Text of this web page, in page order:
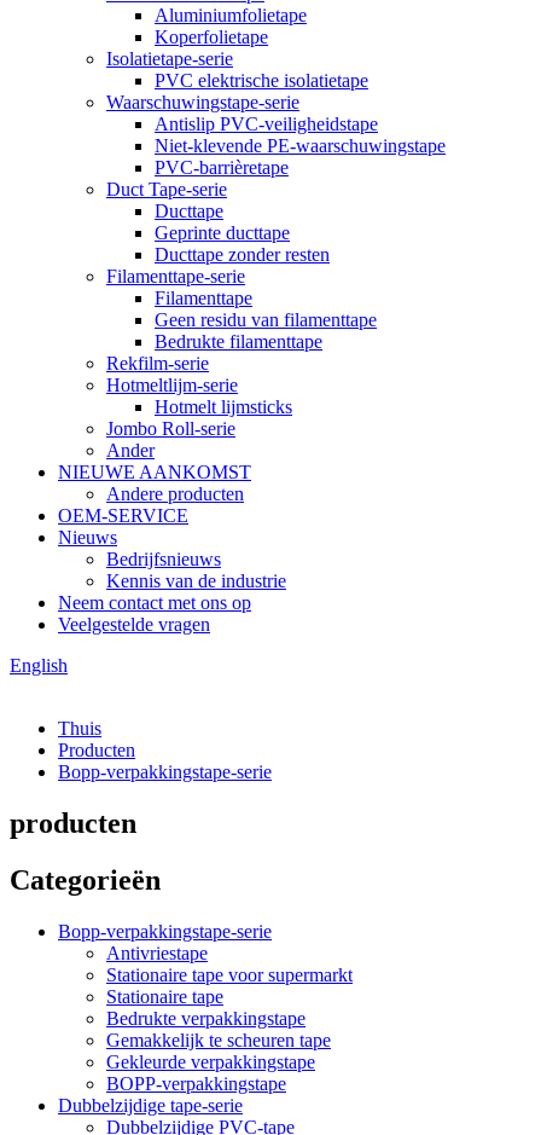
Aluminiumfolietape
Koperfolietape
Isolatietape-serie
PVC elektrische isolatietape
Waarschuwingstape-serie
Antislip PVC-veiligheidstape
Niet-klevende PE-waarschuwingstape
PVC-barrièretape
Duct Tape-serie
Ducttape
Geprinte ducttape
Ducttape zonder resten
Filamenttape-serie
Filamenttape
Geen residu van filamenttape
Bedrukte filamenttape
Rekfilm-serie
Hotmeltlijm-serie
Hotmelt lijmsticks
Jombo Roll-serie
Ander
NIEUWE AANKOMST
Andere producten
OEM-SERVICE
Nieuws
Bedrijfsnieuws
Kennis van de industrie
Neem contact met ons op
Veelgestelde vragen
English
Thuis
Producten
Bopp-verpakkingstape-serie
producten
Categorieën
Bopp-verpakkingstape-serie
Antivriestape
Stationaire tape voor supermarkt
Stationaire tape
Bedrukte verpakkingstape
Gemakkelijk te scheuren tape
Gekleurde verpakkingstape
BOPP-verpakkingstape
Dubbelzijdige tape-serie
Dubbelzijdige PVC-tape